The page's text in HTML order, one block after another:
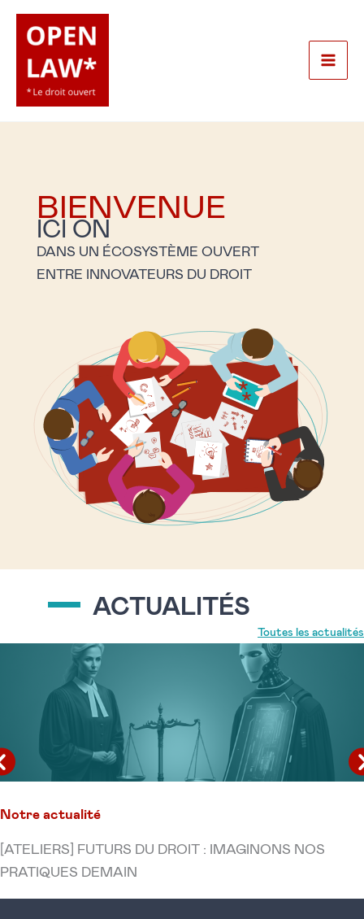
Aller
contenu
BIENVENUE
ICI ON
DANS UN ÉCOSYSTÈME OUVERT
ENTRE INNOVATEURS DU DROIT
ACTUALITÉS
Toutes les actualités
Notre actualité
[ATELIERS] FUTURS DU DROIT : IMAGINONS NOS
PRATIQUES DEMAIN